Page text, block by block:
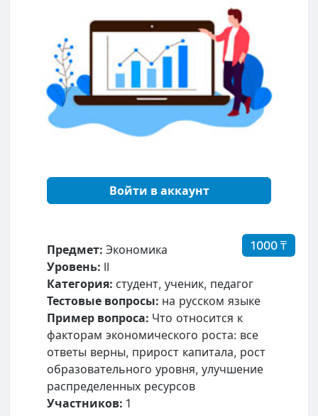
Войти в аккаунт
1000 ₸
Предмет: Экономика
Уровень: II
Категория: студент, ученик, педагог
Тестовые вопросы: на русском языке
Пример вопроса: Что относится к
факторам экономического роста: все
ответы верны, прирост капитала, рост
образовательного уровня, улучшение
распределенных ресурсов
Участников: 1